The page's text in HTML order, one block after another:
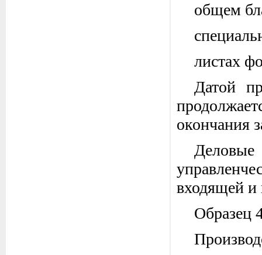
общем
листах
Датой
окончания
входящей и
Образец